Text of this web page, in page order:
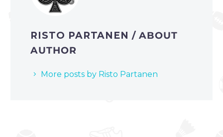
RISTO PARTANEN/ ABOUT
AUTHOR
More posts by Risto Partanen